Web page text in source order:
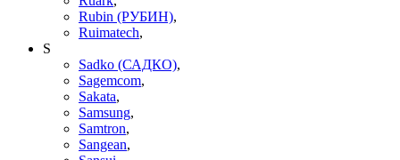
Rubin (РУБИН),
Ruimatech,
S
Sadko (САДКО),
Sagemcom,
Sakata,
Samsung,
Samtron,
Sangean,